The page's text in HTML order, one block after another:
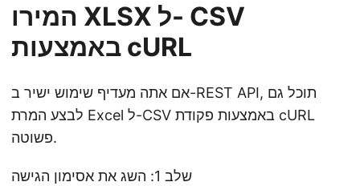
המירו XLSX ל- CSV
באמצעות cURL
אם אתה מעדיף שימוש ישיר ב-REST API, תוכל גם
לבצע המרת Excel ל-CSV באמצעות פקודת cURL
פשוטה.
שלב 1: השג את אסימון הגישה